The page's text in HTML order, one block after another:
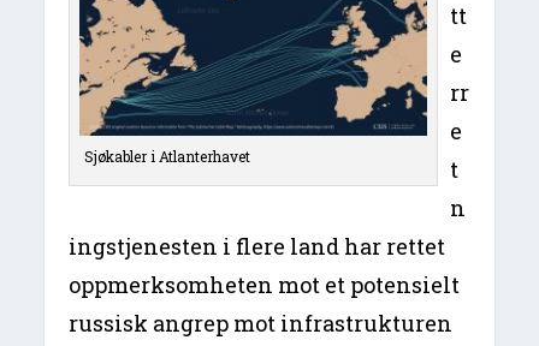
Sjøkabler i Atlanterhavet
tt
e
rr
e
t
n
ingstjenesten i flere land har rettet
oppmerksomheten mot et potensielt
russisk angrep mot infrastrukturen